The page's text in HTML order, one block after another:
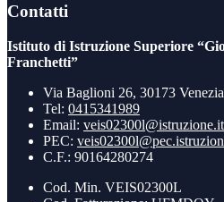
Contatti
Istituto di Istruzione Superiore
Franchetti”
Via Baglioni 26, 30173
Tel: 0415341989
Email: veis02300l@istruzione.it
PEC:
C.F.: 90164280274
Cod. Min. VEIS02300L